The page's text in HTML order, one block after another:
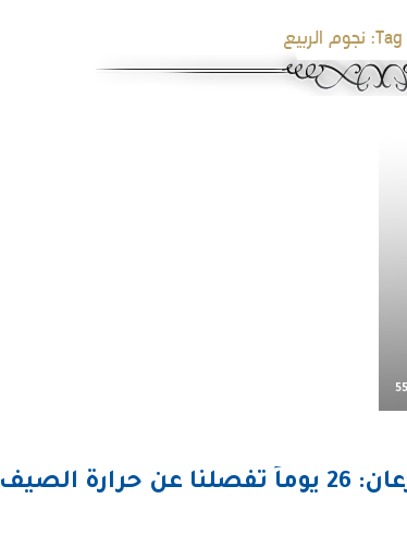
نجوم الربيع
خالد الزعاق يعلن بداية موسم الذرعان: 26 يوماً تفصلنا عن حرارة الصيف